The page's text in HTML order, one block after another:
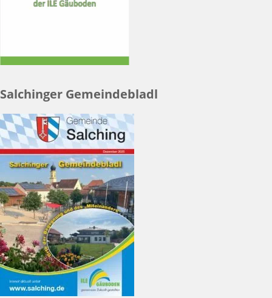
Salchinger Gemeindebladl